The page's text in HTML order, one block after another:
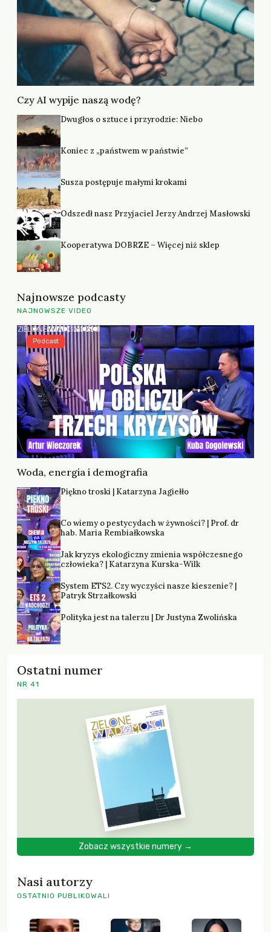
Czy AI wypije naszą wodę?
Dwugłos o sztuce i przyrodzie: Niebo
Koniec z „państwem w państwie”
Susza postępuje małymi krokami
Odszedł nasz Przyjaciel Jerzy Andrzej Masłowski
Kooperatywa DOBRZE – Więcej niż sklep
Najnowsze podcasty
NAJNOWSZE VIDEO
Woda, energia i demografia
Podcast
Piękno troski | Katarzyna Jagiełło
Co wiemy o pestycydach w żywności? | Prof. dr
hab. Maria Rembiałkowska
Jak kryzys ekologiczny zmienia współczesnego
człowieka? | Katarzyna Kurska-Wilk
System ETS2. Czy wyczyści nasze kieszenie? |
Patryk Strzałkowski
Polityka jest na talerzu | Dr Justyna Zwolińska
Ostatni numer
NR 41
Zobacz wszystkie numery →
Nasi autorzy
OSTATNIO PUBLIKOWALI